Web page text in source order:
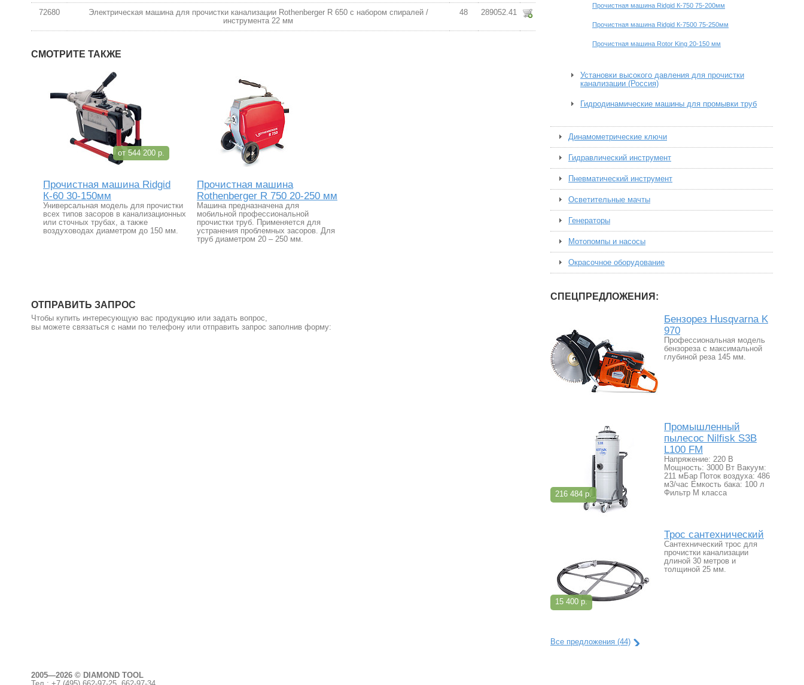
72680
Электрическая машина для прочистки канализации Rothenberger R 650 с набором спиралей /
инструмента 22 мм
48 289052.41
СМОТРИТЕ ТАКЖЕ
Прочистная машина Ridgid
К-60 30-150мм
Универсальная модель для прочистки
всех типов засоров в канализационных
или сточных трубах, а также
воздуховодах диаметром до 150 мм.
от 544 200 р.
Прочистная машина
Rothenberger R 750 20-250 мм
Машина предназначена для
мобильной профессиональной
прочистки труб. Применяется для
устранения проблемных засоров. Для
труб диаметром 20 – 250 мм.
ОТПРАВИТЬ ЗАПРОС
Чтобы купить интересующую вас продукцию или задать вопрос,
вы можете связаться с нами по телефону или отправить запрос заполнив форму:
Прочистная машина Ridgid К-750 75-200мм
Прочистная машина Ridgid К-7500 75-250мм
Прочистная машина Rotor King 20-150 мм
Установки высокого давления для прочистки
канализации (Россия)
Гидродинамические машины для промывки труб
Динамометрические ключи
Гидравлический инструмент
Пневматический инструмент
Осветительные мачты
Генераторы
Мотопомпы и насосы
Окрасочное оборудование
СПЕЦПРЕДЛОЖЕНИЯ:
Бензорез Husqvarna K
970
Профессиональная модель
бензореза с максимальной
глубиной реза 145 мм.
Промышленный
пылесос Nilfisk S3B
L100 FM
Напряжение: 220 В
Мощность: 3000 Вт Вакуум:
211 мБар Поток воздуха: 486
м3/час Емкость бака: 100 л
Фильтр М класса
216 484 р.
Трос сантехнический
Сантехнический трос для
прочистки канализации
длиной 30 метров и
толщиной 25 мм.
15 400 р.
Все предложения (44)
2005—2026 © DIAMOND TOOL